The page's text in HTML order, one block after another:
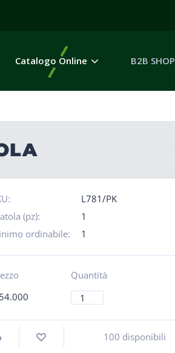
Catalogo Online B2B SHOP
L781/PK
(pz):
1
ordinabile:
1
54.000
Quantità
100 disponibili